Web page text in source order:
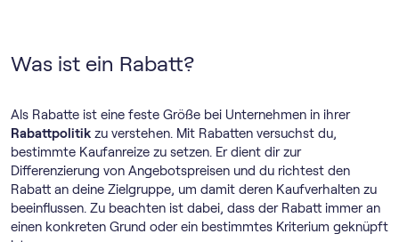
Was ist ein Rabatt?
Als Rabatte ist eine feste Größe bei Unternehmen in ihrer
Rabattpolitik zu verstehen. Mit Rabatten versuchst du,
bestimmte Kaufanreize zu setzen. Er dient dir zur
Differenzierung von Angebotspreisen und du richtest den
Rabatt an deine Zielgruppe, um damit deren Kaufverhalten zu
beeinflussen. Zu beachten ist dabei, dass der Rabatt immer an
einen konkreten Grund oder ein bestimmtes Kriterium geknüpft